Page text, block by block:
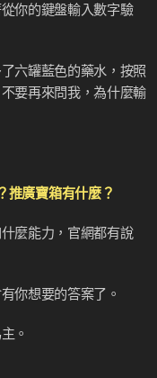
你的鍵盤輸入數字驗
六罐藍色的藥水，按照
要再來問我，為什麼輸
推廣寶箱有什麼？
麼能力，官網都有說
你想要的答案了。
。